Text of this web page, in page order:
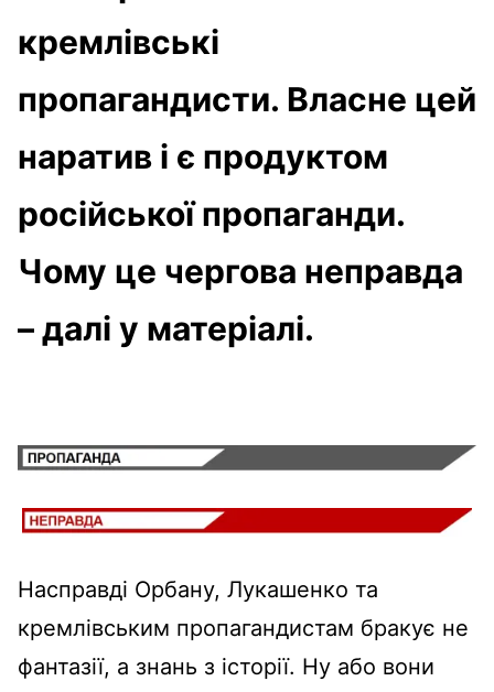
кремлівські
пропагандисти. Власне цей
наратив і є продуктом
російської пропаганди.
Чому це чергова неправда
– далі у матеріалі.
Насправді Орбану, Лукашенко та
кремлівським пропагандистам бракує не
фантазії, а знань з історії. Ну або вони